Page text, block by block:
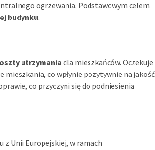
ogrzewania. Podstawowym celem
budynku.
utrzymaniadla mieszkańców. Oczekuje
co wpłynie pozytywnie na jakość
co przyczyni się do podniesienia
Unii Europejskiej, w ramach